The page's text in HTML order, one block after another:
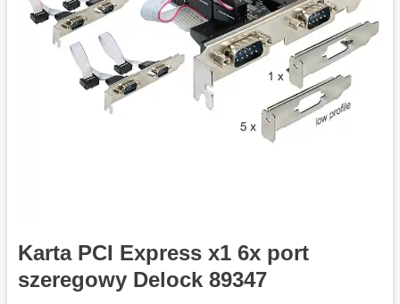
Karta PCI Express x1 6x port
szeregowy Delock 89347